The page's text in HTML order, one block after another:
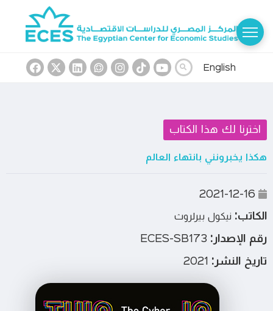
English
اخترنا لك هذا الكتاب
هكذا يخبرونني بانتهاء العالم
الكاتب: نيكول بيرلروث
رقم الإصدار:
تاريخ النشر: